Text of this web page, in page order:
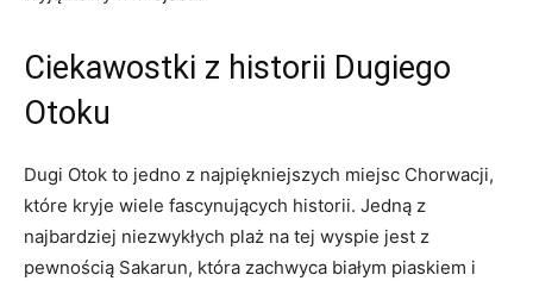
Ciekawostki z historii ⁢Dugiego
Otoku
Dugi ‍Otok ‌to jedno z najpiękniejszych ⁢miejsc Chorwacji,
⁣które kryje wiele‍ fascynujących ⁤historii.‌ Jedną z
najbardziej niezwykłych plaż na​ tej⁤ wyspie jest z
pewnością ​Sakarun, która zachwyca ⁢białym piaskiem i